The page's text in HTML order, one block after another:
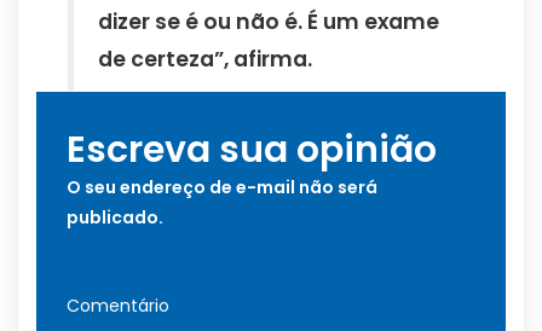
dizer se é ou não é. É um exame
de certeza”, afirma.
Escreva sua opinião
O seu endereço de e-mail não será
publicado.
Comentário